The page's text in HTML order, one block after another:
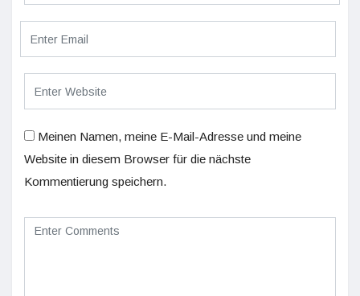
Meinen Namen, meine E-Mail-Adresse und meine
Website in diesem Browser für die nächste
Kommentierung speichern.